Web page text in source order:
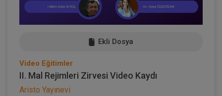
Ekli Dosya
Video Eğitimler
II. Mal Rejimleri Zirvesi Video Kaydı
Aristo Yayınevi